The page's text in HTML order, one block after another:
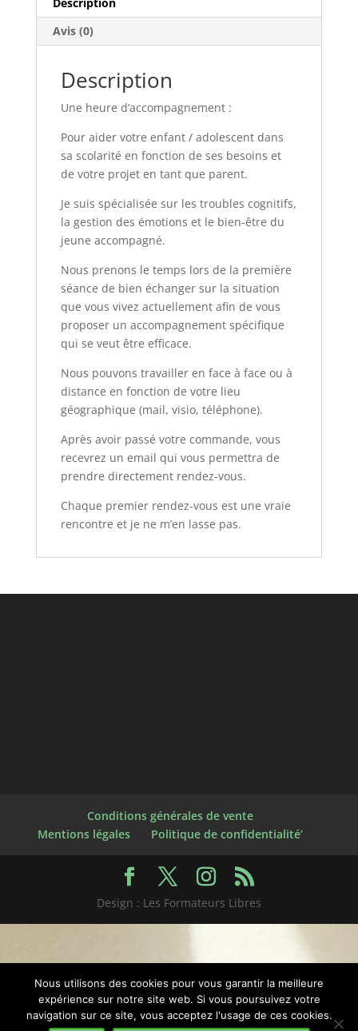
Description
Avis (0)
Description
Une heure d’accompagnement :
Pour aider votre enfant / adolescent dans
sa scolarité en fonction de ses besoins et
de votre projet en tant que parent.
Je suis spécialisée sur les troubles cognitifs,
la gestion des émotions et le bien-être du
jeune accompagné.
Nous prenons le temps lors de la première
séance de bien échanger sur la situation
que vous vivez actuellement afin de vous
proposer un accompagnement spécifique
qui se veut être efficace.
Nous pouvons travailler en face à face ou à
distance en fonction de votre lieu
géographique (mail, visio, téléphone).
Après avoir passé votre commande, vous
recevrez un email qui vous permettra de
prendre directement rendez-vous.
Chaque premier rendez-vous est une vraie
rencontre et je ne m’en lasse pas.
Conditions générales de vente
Mentions légales
Politique de confidentialité’
Design : Les Formateurs Libres
Nous utilisons des cookies pour vous garantir la meilleure
expérience sur notre site web. Si vous poursuivez votre
navigation sur ce site, vous acceptez l'usage de ces cookies.